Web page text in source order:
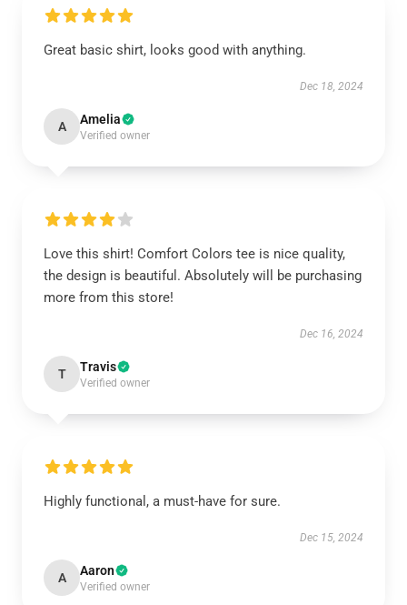
Great basic shirt, looks good with anything.
Dec 18, 2024
A Amelia
Verified owner
Love this shirt! Comfort Colors tee is nice quality,
the design is beautiful. Absolutely will be purchasing
more from this store!
Dec 16, 2024
T Travis
Verified owner
Highly functional, a must-have for sure.
Dec 15, 2024
A Aaron
Verified owner